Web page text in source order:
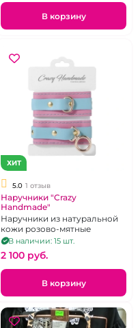
В корзину
ХИТ
5.0 1 отзыв
Наручники "Crazy
Handmade"
Наручники из натуральной
кожи розово-мятные
В наличии: 15 шт.
2 100 pуб.
В корзину